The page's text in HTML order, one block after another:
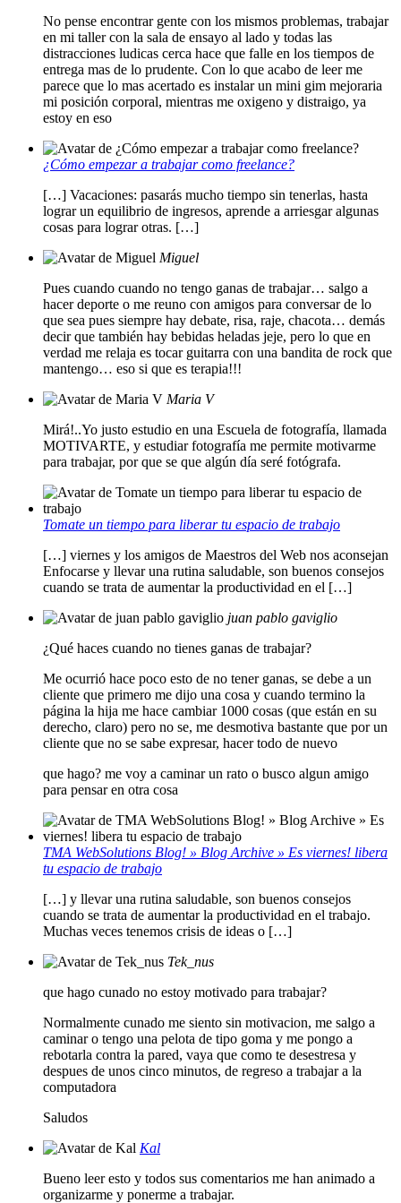
No pense encontrar gente con los mismos problemas, trabajar
en mi taller con la sala de ensayo al lado y todas las
distracciones ludicas cerca hace que falle en los tiempos de
entrega mas de lo prudente. Con lo que acabo de leer me
parece que lo mas acertado es instalar un mini gim mejoraria
mi posición corporal, mientras me oxigeno y distraigo, ya
estoy en eso
¿Cómo empezar a trabajar como freelance?
[…] Vacaciones: pasarás mucho tiempo sin tenerlas, hasta
lograr un equilibrio de ingresos, aprende a arriesgar algunas
cosas para lograr otras. […]
Miguel
Pues cuando cuando no tengo ganas de trabajar… salgo a
hacer deporte o me reuno con amigos para conversar de lo
que sea pues siempre hay debate, risa, raje, chacota… demás
decir que también hay bebidas heladas jeje, pero lo que en
verdad me relaja es tocar guitarra con una bandita de rock que
mantengo… eso si que es terapia!!!
Maria V
Mirá!..Yo justo estudio en una Escuela de fotografía, llamada
MOTIVARTE, y estudiar fotografía me permite motivarme
para trabajar, por que se que algún día seré fotógrafa.
Tomate un tiempo para liberar tu espacio de trabajo
[…] viernes y los amigos de Maestros del Web nos aconsejan
Enfocarse y llevar una rutina saludable, son buenos consejos
cuando se trata de aumentar la productividad en el […]
juan pablo gaviglio
¿Qué haces cuando no tienes ganas de trabajar?
Me ocurrió hace poco esto de no tener ganas, se debe a un
cliente que primero me dijo una cosa y cuando termino la
página la hija me hace cambiar 1000 cosas (que están en su
derecho, claro) pero no se, me desmotiva bastante que por un
cliente que no se sabe expresar, hacer todo de nuevo
que hago? me voy a caminar un rato o busco algun amigo
para pensar en otra cosa
TMA WebSolutions Blog! » Blog Archive » Es viernes! libera
tu espacio de trabajo
[…] y llevar una rutina saludable, son buenos consejos
cuando se trata de aumentar la productividad en el trabajo.
Muchas veces tenemos crisis de ideas o […]
Tek_nus
que hago cunado no estoy motivado para trabajar?
Normalmente cunado me siento sin motivacion, me salgo a
caminar o tengo una pelota de tipo goma y me pongo a
rebotarla contra la pared, vaya que como te desestresa y
despues de unos cinco minutos, de regreso a trabajar a la
computadora
Saludos
Kal
Bueno leer esto y todos sus comentarios me han animado a
organizarme y ponerme a trabajar.